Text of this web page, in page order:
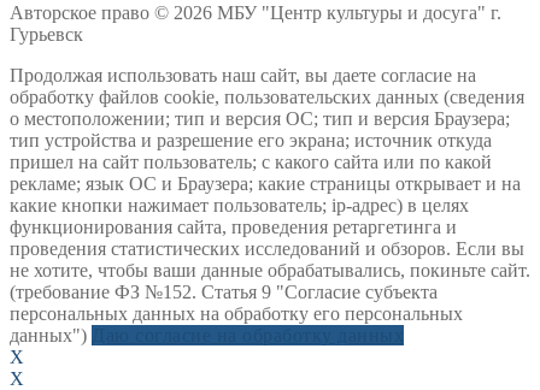
Авторское право © 2026 МБУ "Центр культуры и досуга" г.
Гурьевск
Продолжая использовать наш сайт, вы даете согласие на
обработку файлов cookie, пользовательских данных (сведения
о местоположении; тип и версия ОС; тип и версия Браузера;
тип устройства и разрешение его экрана; источник откуда
пришел на сайт пользователь; с какого сайта или по какой
рекламе; язык ОС и Браузера; какие страницы открывает и на
какие кнопки нажимает пользователь; ip-адрес) в целях
функционирования сайта, проведения ретаргетинга и
проведения статистических исследований и обзоров. Если вы
не хотите, чтобы ваши данные обрабатывались, покиньте сайт.
(требование ФЗ №152. Статья 9 "Согласие субъекта
персональных данных на обработку его персональных
данных")
X
X